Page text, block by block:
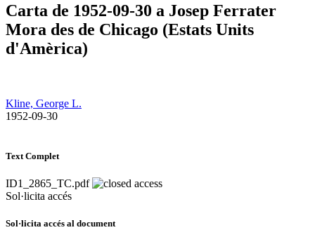
Carta de 1952-09-30 a Josep Ferrater
Mora des de Chicago (Estats Units
d'Amèrica)
Kline, George L.
​ 1952-09-30
Text Complet
ID1_2865_TC.pdf
Sol·licita accés
Sol·licita accés al document